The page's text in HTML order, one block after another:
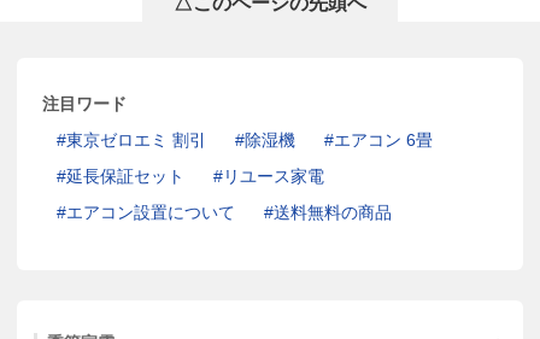
注目ワード
東京ゼロエミ 割引
除湿機
エアコン 6畳
延長保証セット
リユース家電
エアコン設置について
送料無料の商品